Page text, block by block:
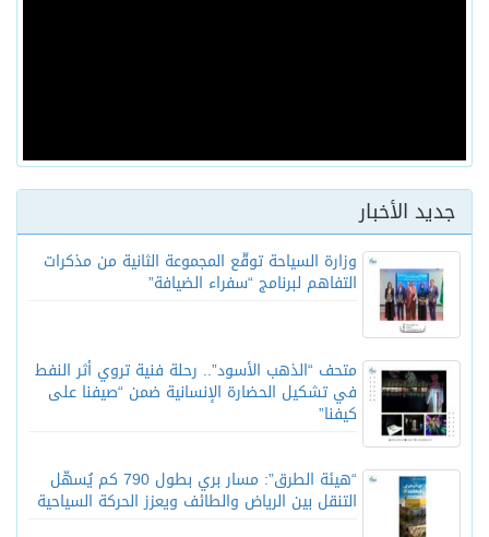
جديد الأخبار
وزارة السياحة توقّع المجموعة الثانية من مذكرات
التفاهم لبرنامج “سفراء الضيافة”
متحف “الذهب الأسود”.. رحلة فنية تروي أثر النفط
في تشكيل الحضارة الإنسانية ضمن “صيفنا على
كيفنا”
“هيئة الطرق”: مسار بري بطول 790 كم يُسهّل
التنقل بين الرياض والطائف ويعزز الحركة السياحية